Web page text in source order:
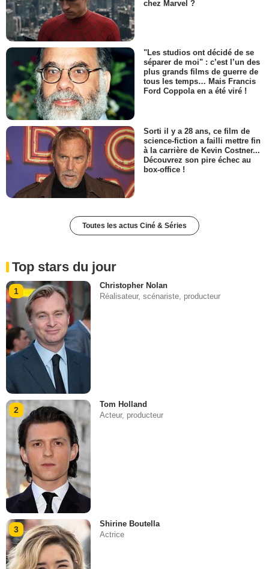
chez Marvel ?
"Les studios ont décidé de se
séparer de moi" : c’est l’un des
plus grands films de guerre de
tous les temps… Mais Francis
Ford Coppola en a été viré !
Sorti il y a 28 ans, ce film de
science-fiction a failli mettre fin
à la carrière de Kevin Costner...
Découvrez son pire échec au
box-office !
Toutes les actus Ciné & Séries
Top stars du jour
1
Christopher Nolan
Réalisateur, scénariste, producteur
2
Tom Holland
Acteur, producteur
3
Shirine Boutella
Actrice